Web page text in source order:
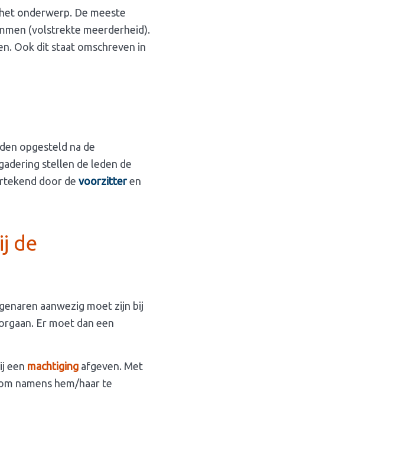
onderwerp. De meeste
(volstrekte meerderheid).
Ook dit staat omschreven in
opgesteld na de
stellen de leden de
door de voorzitter en
de
aanwezig moet zijn bij
Er moet dan een
een machtiging afgeven. Met
namens hem/haar te